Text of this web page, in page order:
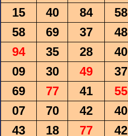
15
40 84 58
58
69 37 48
94
35 28 40
09
30 49 37
69
77 41 55
07
70 42 40
43
18 77 42